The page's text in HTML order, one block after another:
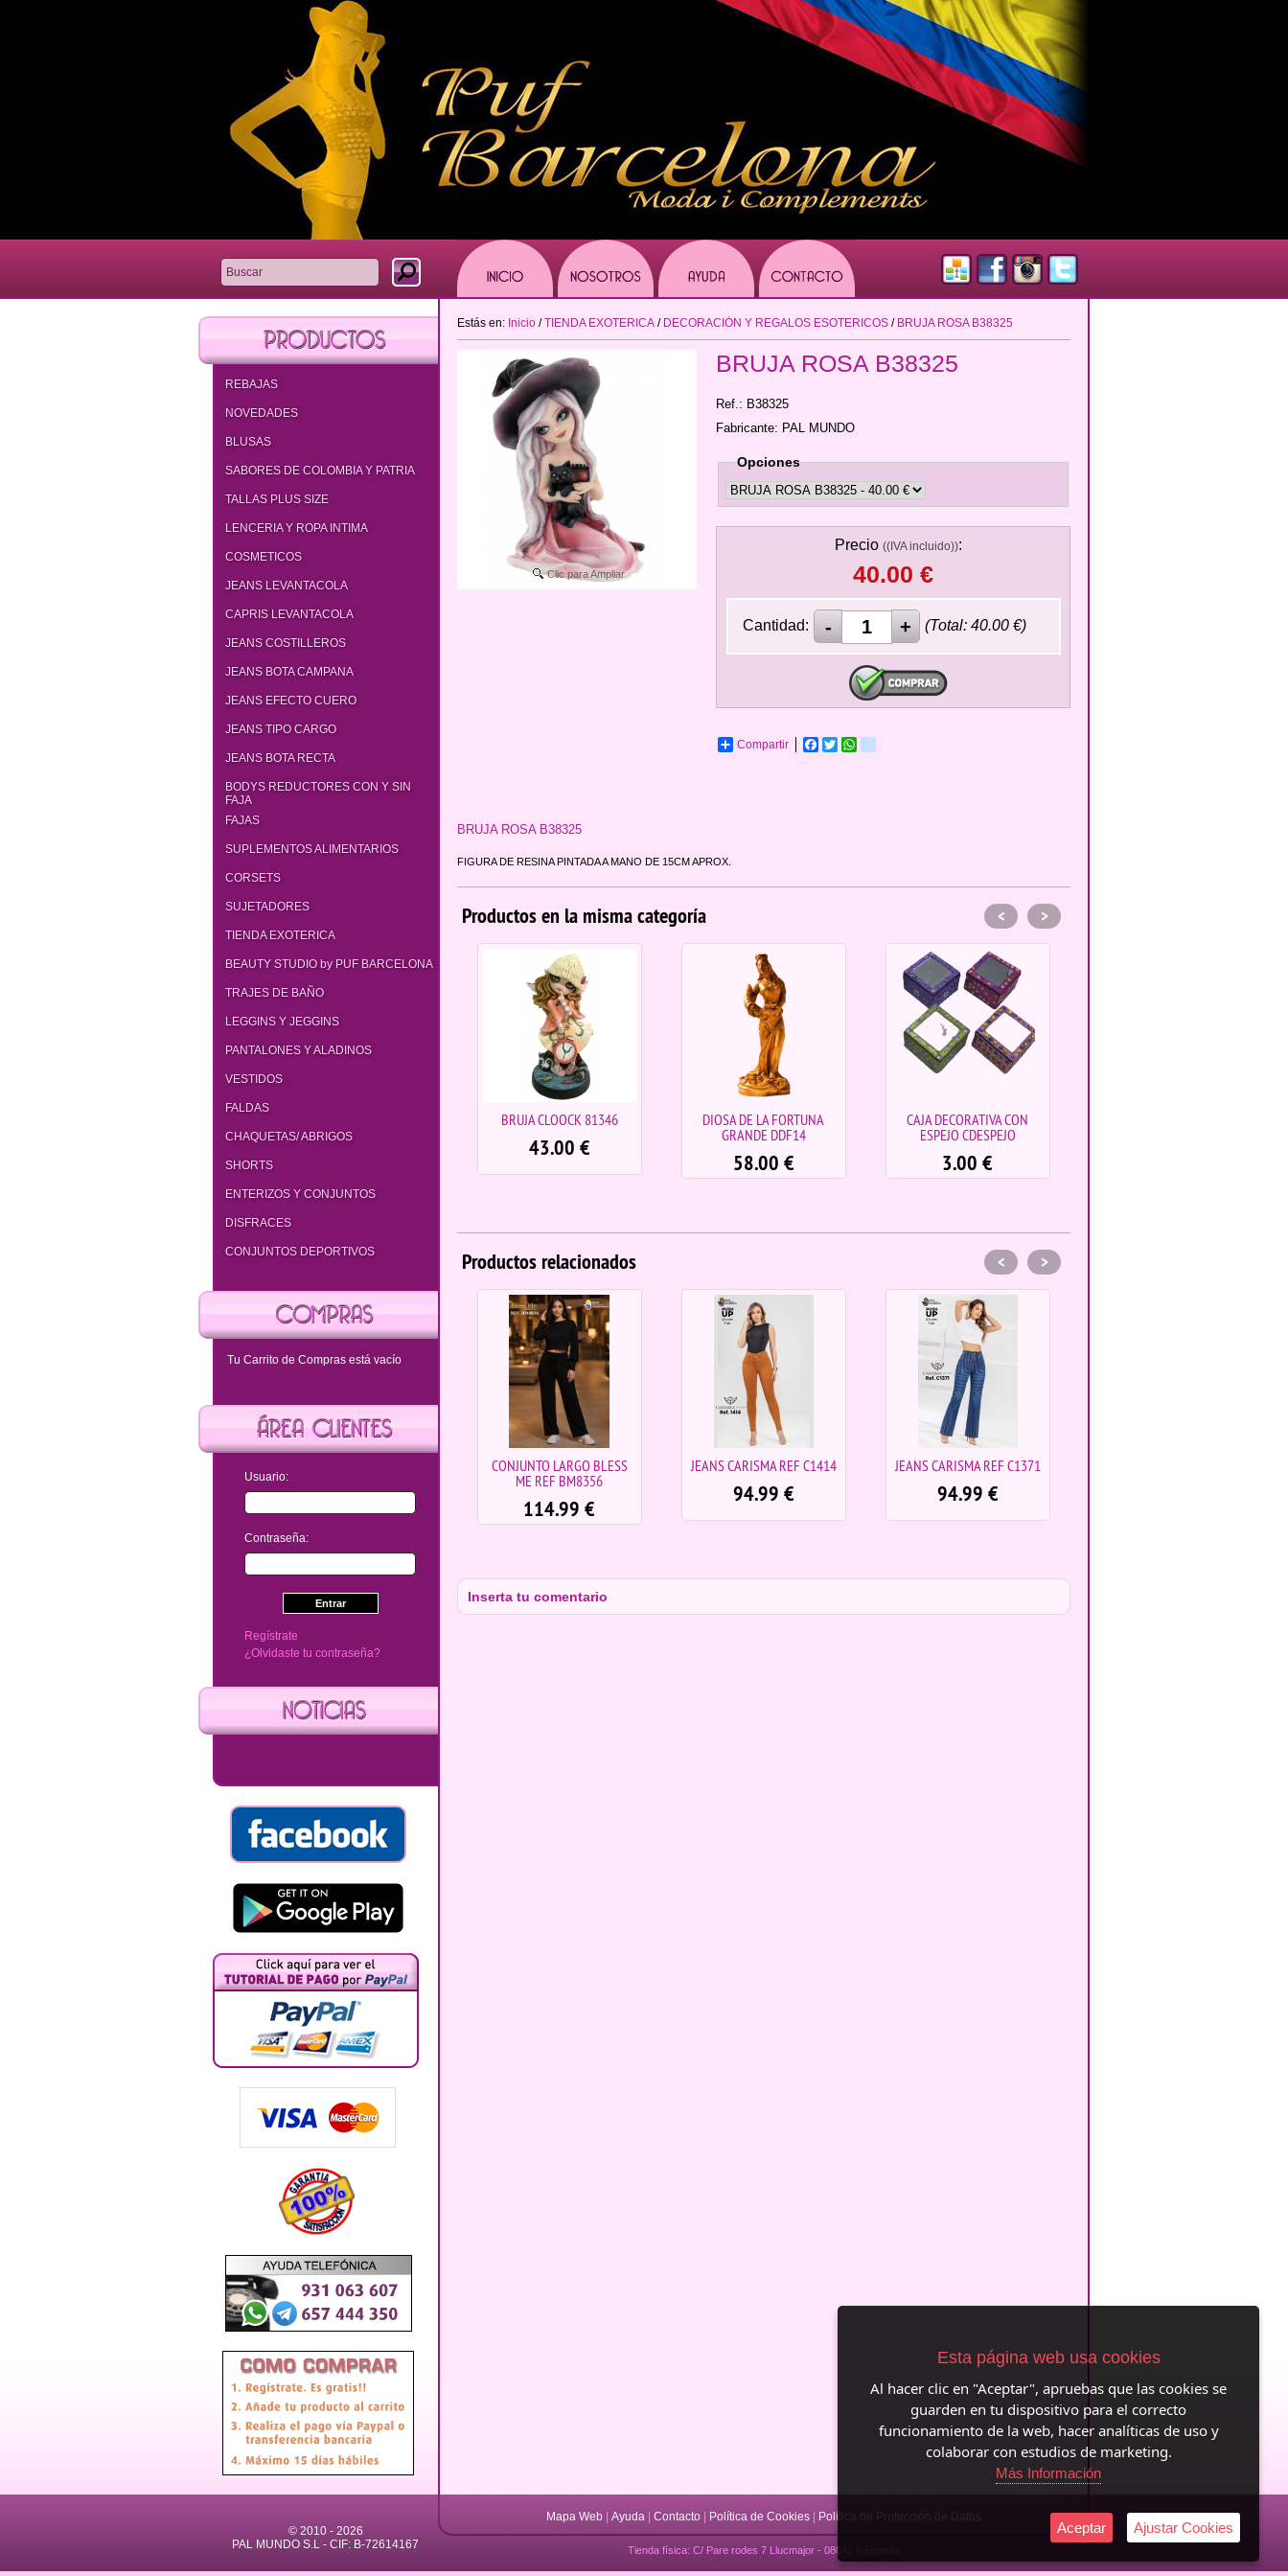
REBAJAS
NOVEDADES
BLUSAS
SABORES DE COLOMBIA Y PATRIA
TALLAS PLUS SIZE
LENCERIA Y ROPA INTIMA
COSMETICOS
JEANS LEVANTACOLA
CAPRIS LEVANTACOLA
JEANS COSTILLEROS
JEANS BOTA CAMPANA
JEANS EFECTO CUERO
JEANS TIPO CARGO
JEANS BOTA RECTA
BODYS REDUCTORES CON Y SIN
FAJA
FAJAS
SUPLEMENTOS ALIMENTARIOS
CORSETS
SUJETADORES
TIENDA EXOTERICA
BEAUTY STUDIO by PUF BARCELONA
TRAJES DE BAÑO
LEGGINS Y JEGGINS
PANTALONES Y ALADINOS
VESTIDOS
FALDAS
CHAQUETAS/ ABRIGOS
SHORTS
ENTERIZOS Y CONJUNTOS
DISFRACES
CONJUNTOS DEPORTIVOS
Tu Carrito de Compras está vacío
Usuario:
Contraseña:
Regístrate
¿Olvidaste tu contraseña?
Estás en: Inicio /TIENDA EXOTERICA / DECORACIÓN Y REGALOS ESOTERICOS / BRUJA ROSA B38325
Clic para Ampliar
BRUJA ROSA B38325
Ref.: B38325
Fabricante: PAL MUNDO
Opciones
Precio ((IVA incluido)):
40.00 €
Cantidad: (Total: 40.00 €)
Compartir Facebook
Twitter
BRUJA ROSA B38325
FIGURA DE RESINA PINTADA A MANO DE 15CM APROX.
Productos en la misma categoría
43.00
BRUJA CLOOCK 81346
43.00 €
DIOSA DE LA FORTUNA
GRANDE DDF14
58.00 €
CAJA DECORATIVA CON
ESPEJO CDESPEJO
3.00 €
< >
Productos relacionados
89.99€
CONJUNTO LARGO BLESS
ME REF BM8356
114.99 €
JEANS CARISMA REF C1414
94.99 €
JEANS CARISMA REF C1371
94.99 €
< >
Inserta tu comentario
© 2010 -2026
PAL MUNDO S.L - CIF: B-72614167
Mapa Web Ayuda Contacto Política de Cookies Política de Protección de Datos
Tienda física: C/ Pare rodes 7 Llucmajor - 08042 || España
Esta página web usa cookies
Al hacer clic en "Aceptar", apruebas que las cookies se
guarden en tu dispositivo para el correcto
funcionamiento de la web, hacer analíticas de uso y
colaborar con estudios de marketing.
Más Información
Aceptar Ajustar Cookies